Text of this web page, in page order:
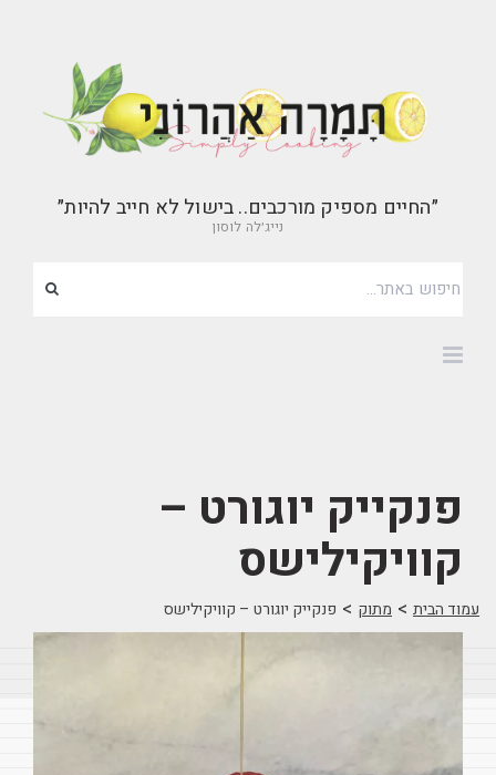
״החיים מספיק מורכבים.. בישול לא חייב להיות״
נייג׳לה לוסון
פנקייק יוגורט –
קוויקילישס
עמוד הבית > מתוק > פנקייק יוגורט – קוויקילישס